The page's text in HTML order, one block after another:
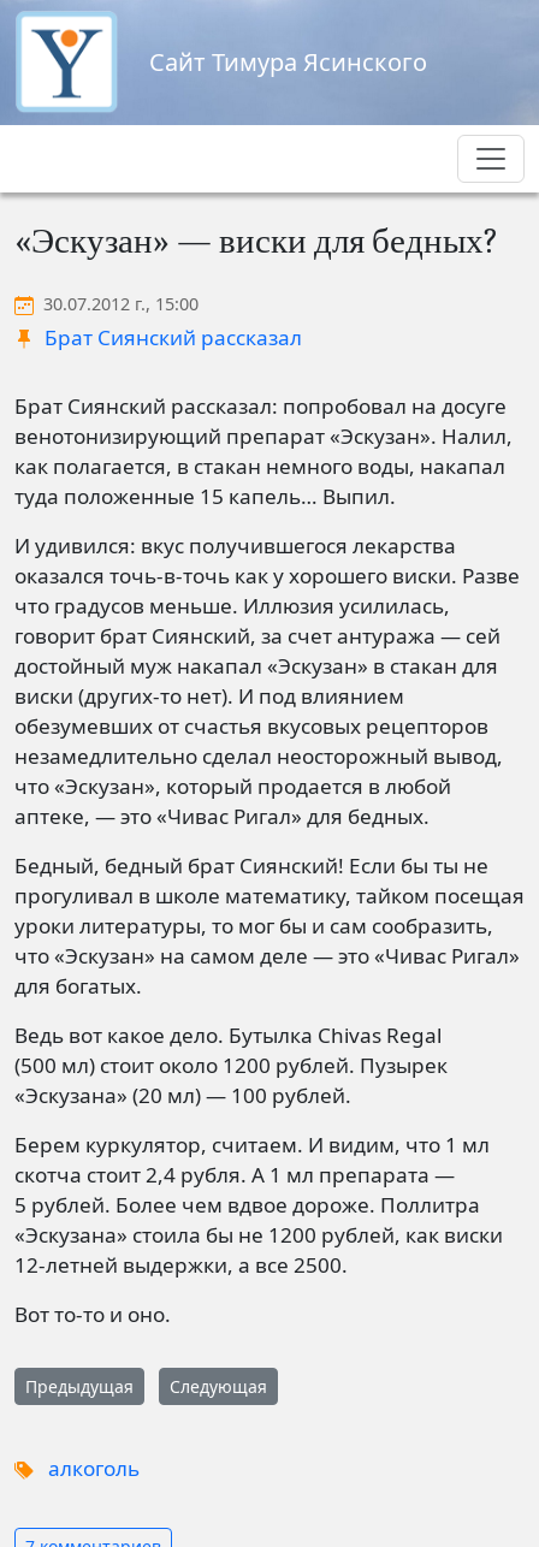
Перейти к основному содержанию
Сайт Тимура Ясинского
«Эскузан» — виски для бедных?
30.07.2012 г., 15:00
Брат Сиянский рассказал
Брат Сиянский рассказал: попробовал на досуге
венотонизирующий препарат «Эскузан». Налил,
как полагается, в стакан немного воды, накапал
туда положенные 15 капель… Выпил.
И удивился: вкус получившегося лекарства
оказался точь-в-точь как у хорошего виски. Разве
что градусов меньше. Иллюзия усилилась,
говорит брат Сиянский, за счет антуража — сей
достойный муж накапал «Эскузан» в стакан для
виски (других-то нет). И под влиянием
обезумевших от счастья вкусовых рецепторов
незамедлительно сделал неосторожный вывод,
что «Эскузан», который продается в любой
аптеке, — это «Чивас Ригал» для бедных.
Бедный, бедный брат Сиянский! Если бы ты не
прогуливал в школе математику, тайком посещая
уроки литературы, то мог бы и сам сообразить,
что «Эскузан» на самом деле — это «Чивас Ригал»
для богатых.
Ведь вот какое дело. Бутылка Chivas Rеgal
(500 мл) стоит около 1200 рублей. Пузырек
«Эскузана» (20 мл) — 100 рублей.
Берем куркулятор, считаем. И видим, что 1 мл
скотча стоит 2,4 рубля. А 1 мл препарата —
5 рублей. Более чем вдвое дороже. Поллитра
«Эскузана» стоила бы не 1200 рублей, как виски
12-летней выдержки, а все 2500.
Вот то-то и оно.
Предыдущая Следующая
алкоголь